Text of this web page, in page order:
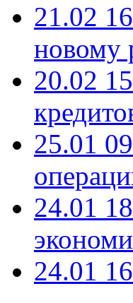
21.02
новому
20.02
25.01
24.01
24.01